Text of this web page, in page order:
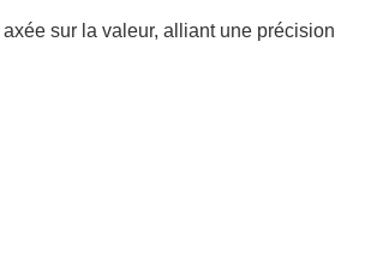
sur la valeur, alliant une précision